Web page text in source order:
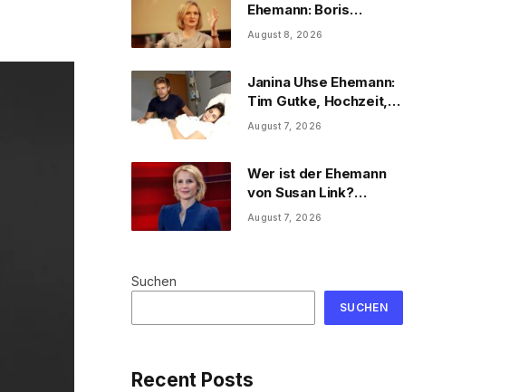
Ehemann: Boris
Palmer, Tochter &
August 8, 2026
Janina Uhse Ehemann:
Tim Gutke, Hochzeit,
Sohn und Familie
August 7, 2026
Wer ist der Ehemann
von Susan Link?
Wolfgang Link, Beruf
August 7, 2026
Suchen
SUCHEN
Recent Posts